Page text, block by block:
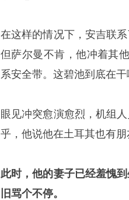
在这样的情况下，安吉联
但萨尔曼不肯，他冲着其
系安全带。这碧池到底在干
眼见冲突愈演愈烈，机组
乎，他说他在土耳其也有朋
此时，他的妻子已经羞愧
旧骂个不停。